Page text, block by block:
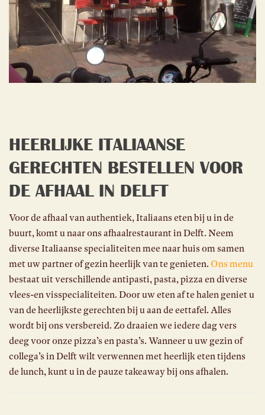
HEERLIJKE ITALIAANSE
GERECHTEN BESTELLEN VOOR
DE AFHAAL IN DELFT
Voor de afhaal van authentiek, Italiaans eten bij u in de
buurt, komt u naar ons afhaalrestaurant in Delft. Neem
diverse Italiaanse specialiteiten mee naar huis om samen
met uw partner of gezin heerlijk van te genieten. Ons menu
bestaat uit verschillende antipasti, pasta, pizza en diverse
vlees-en visspecialiteiten. Door uw eten af te halen geniet u
van de heerlijkste gerechten bij u aan de eettafel. Alles
wordt bij ons versbereid. Zo draaien we iedere dag vers
deeg voor onze pizza’s en pasta’s. Wanneer u uw gezin of
collega’s in Delft wilt verwennen met heerlijk eten tijdens
de lunch, kunt u in de pauze takeaway bij ons afhalen.